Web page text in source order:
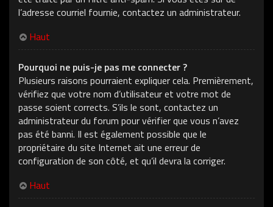
l’adresse courriel fournie, contactez un administrateur.
Haut
Pourquoi ne puis-je pas me connecter ?
Plusieurs raisons pourraient expliquer cela. Premièrement,
vérifiez que votre nom d’utilisateur et votre mot de
passe soient corrects. S’ils le sont, contactez un
administrateur du forum pour vérifier que vous n’avez
pas été banni. Il est également possible que le
propriétaire du site Internet ait une erreur de
configuration de son côté, et qu’il devra la corriger.
Haut